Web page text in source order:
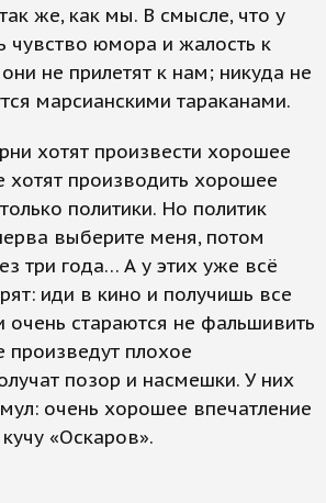
же, как мы. В смысле, что у
чувство юмора и жалость к
не прилетят к нам; никуда не
марсианскими тараканами.
хотят произвести хорошее
хотят производить хорошее
политики. Но политик
выберите меня, потом
три года… А у этих уже всё
иди в кино и получишь все
стараются не фальшивить
произведут плохое
позор и насмешки. У них
очень хорошее впечатление
«Оскаров».